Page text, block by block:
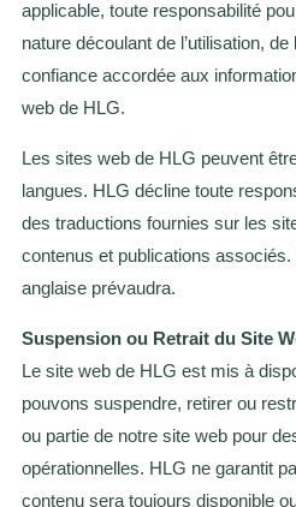
applicable, toute responsabilité
nature découlant de l’utilisation,
confiance accordée aux
web de HLG.
Les sites web de HLG peuvent
langues. HLG décline toute
des traductions fournies sur les
contenus et publications
anglaise prévaudra.
Suspension ou Retrait du Site
Le site web de HLG est mis à
pouvons suspendre, retirer ou
ou partie de notre site web pour
opérationnelles. HLG ne garantit
contenu sera toujours disponible